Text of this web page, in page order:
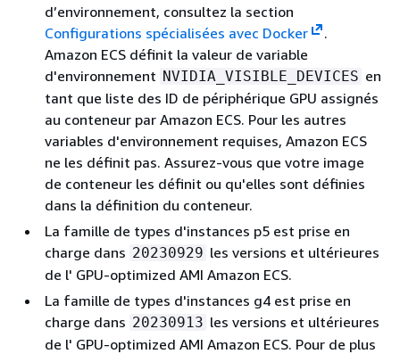
d’environnement, consultez la section
Configurations spécialisées avec Docker
.
Amazon ECS définit la valeur de variable
d'environnement NVIDIA_VISIBLE_DEVICES en
tant que liste des ID de périphérique GPU assignés
au conteneur par Amazon ECS. Pour les autres
variables d'environnement requises, Amazon ECS
ne les définit pas. Assurez-vous que votre image
de conteneur les définit ou qu'elles sont définies
dans la définition du conteneur.
La famille de types d'instances p5 est prise en
charge dans 20230929 les versions et ultérieures
de l' GPU-optimized AMI Amazon ECS.
La famille de types d'instances g4 est prise en
charge dans 20230913 les versions et ultérieures
de l' GPU-optimized AMI Amazon ECS. Pour de plus